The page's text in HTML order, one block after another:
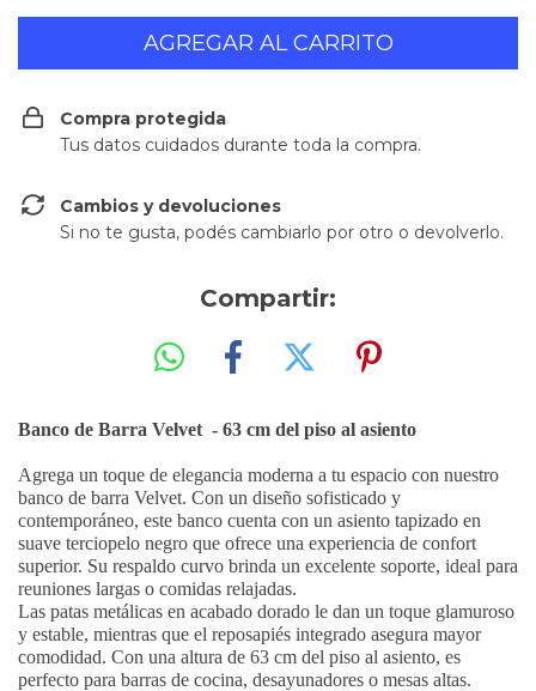
Compra protegida
Tus datos cuidados durante toda la compra.
Cambios y devoluciones
Si no te gusta, podés cambiarlo por otro o devolverlo.
Compartir:
Banco de Barra Velvet - 63 cm del piso al asiento
Agrega un toque de elegancia moderna a tu espacio con nuestro
banco de barra Velvet. Con un diseño sofisticado y
contemporáneo, este banco cuenta con un asiento tapizado en
suave terciopelo negro que ofrece una experiencia de confort
superior. Su respaldo curvo brinda un excelente soporte, ideal para
reuniones largas o comidas relajadas.
Las patas metálicas en acabado dorado le dan un toque glamuroso
y estable, mientras que el reposapiés integrado asegura mayor
comodidad. Con una altura de 63 cm del piso al asiento, es
perfecto para barras de cocina, desayunadores o mesas altas.